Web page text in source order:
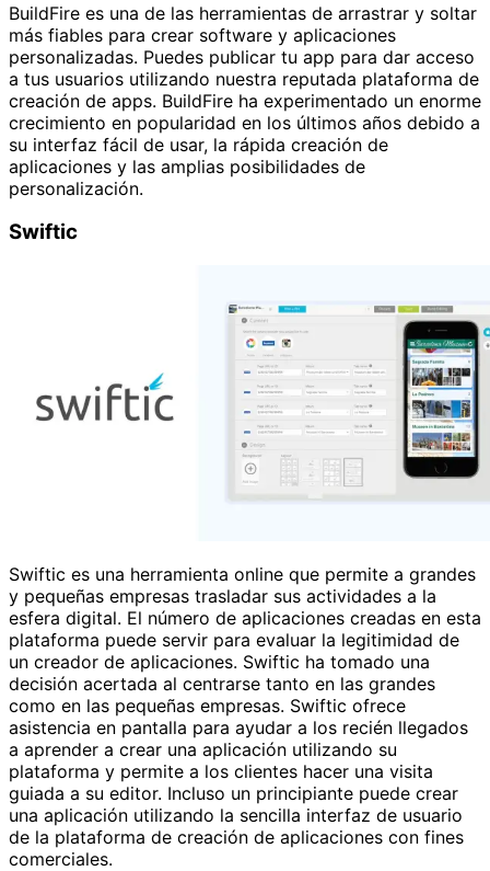
BuildFire es una de las herramientas de arrastrar y soltar
más fiables para crear software y aplicaciones
personalizadas. Puedes publicar tu app para dar acceso
a tus usuarios utilizando nuestra reputada plataforma de
creación de apps. BuildFire ha experimentado un enorme
crecimiento en popularidad en los últimos años debido a
su interfaz fácil de usar, la rápida creación de
aplicaciones y las amplias posibilidades de
personalización.
Swiftic
Swiftic es una herramienta online que permite a grandes
y pequeñas empresas trasladar sus actividades a la
esfera digital. El número de aplicaciones creadas en esta
plataforma puede servir para evaluar la legitimidad de
un creador de aplicaciones. Swiftic ha tomado una
decisión acertada al centrarse tanto en las grandes
como en las pequeñas empresas. Swiftic ofrece
asistencia en pantalla para ayudar a los recién llegados
a aprender a crear una aplicación utilizando su
plataforma y permite a los clientes hacer una visita
guiada a su editor. Incluso un principiante puede crear
una aplicación utilizando la sencilla interfaz de usuario
de la plataforma de creación de aplicaciones con fines
comerciales.